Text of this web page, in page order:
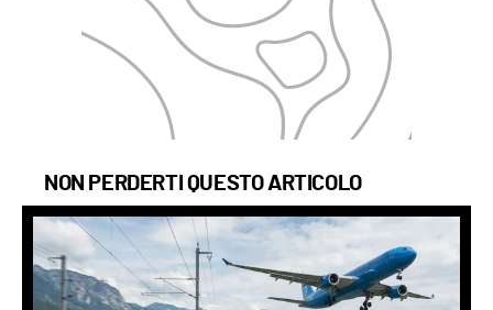
NON PERDERTI QUESTO ARTICOLO